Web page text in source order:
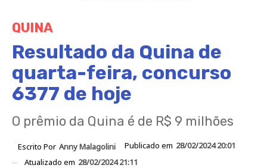
QUINA
Resultado da Quina de
quarta-feira, concurso
6377 de hoje
O prêmio da Quina é de R$ 9 milhões
Escrito Por Anny Malagolini Publicado em 28/02/2024 20:01
Atualizado em 28/02/2024 21:11